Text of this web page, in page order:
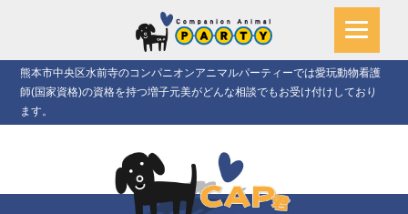
熊本市中央区水前寺のコンパニオンアニマルパーティーでは愛玩動物看護
師(国家資格)の資格を持つ増子元美がどんな相談でもお受け付けしており
ます。